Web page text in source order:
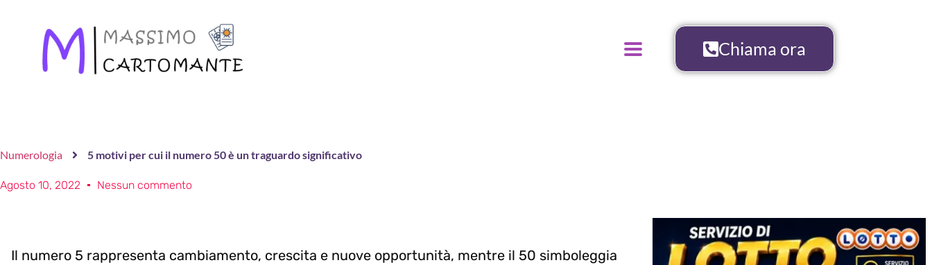
Chiama ora
Numerologia 5 motivi per cui il numero 50 è un traguardo significativo
Agosto 10, 2022 Nessun commento
Il numero 5 rappresenta cambiamento, crescita e nuove opportunità, mentre il 50 simboleggia